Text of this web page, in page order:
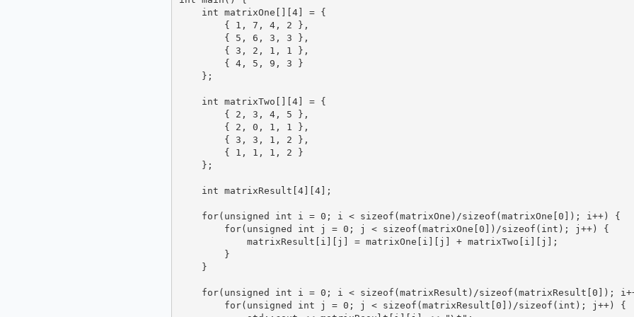
    int matrixOne[][4] = {
        { 1, 7, 4, 2 },
        { 5, 6, 3, 3 },
        { 3, 2, 1, 1 },
        { 4, 5, 9, 3 }
    };
    int matrixTwo[][4] = {
        { 2, 3, 4, 5 },
        { 2, 0, 1, 1 },
        { 3, 3, 1, 2 },
        { 1, 1, 1, 2 }
    };
    int matrixResult[4][4];
    for(unsigned int i = 0; i < sizeof(matrixOne)/sizeof(matrixOne[0]); i++) {
        for(unsigned int j = 0; j < sizeof(matrixOne[0])/sizeof(int); j++) {
            matrixResult[i][j] = matrixOne[i][j] + matrixTwo[i][j];
        }
    }
for(unsigned int i = 0; i < sizeof(matrixResult)/sizeof(matrixResult[0]);
        for(unsigned int j = 0; j < sizeof(matrixResult[0])/sizeof(int); j++) {